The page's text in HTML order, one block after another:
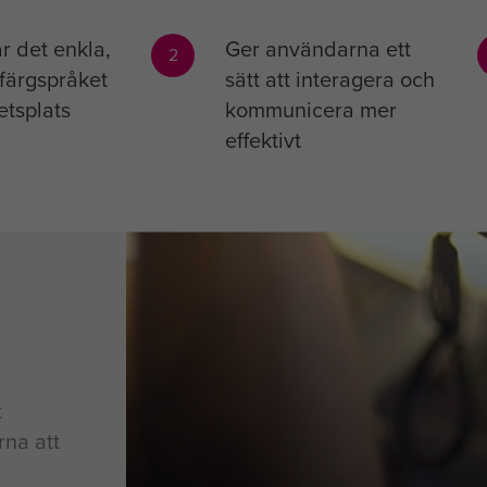
det enkla,
2
Ger användarna ett
sätt att interagera och
kommunicera mer
effektivt
att